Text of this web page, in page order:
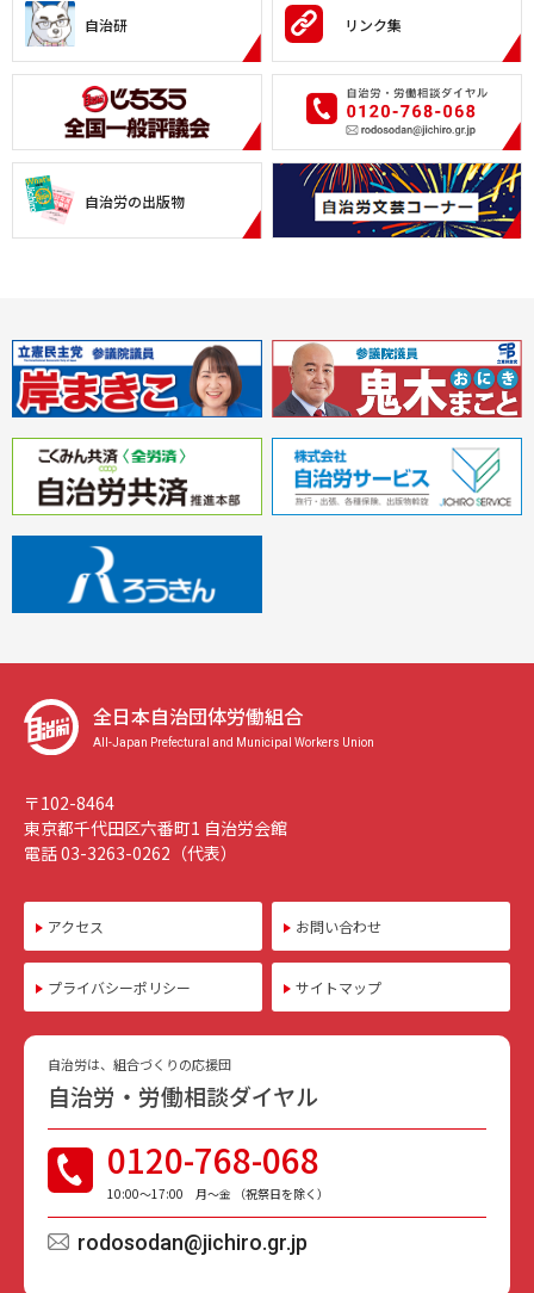
自治研 リンク集
自治労の出版物
全日本自治団体労働組合
All-Japan Prefectural and Municipal Workers Union
〒102-8464
東京都千代田区六番町1 自治労会館
電話 03-3263-0262（代表）
アクセス お問い合わせ
プライバシーポリシー サイトマップ
自治労は、組合づくりの応援団
自治労・労働相談ダイヤル
0120-768-068
10:00〜17:00 月〜金 （祝祭日を除く）
rodosodan@jichiro.gr.jp